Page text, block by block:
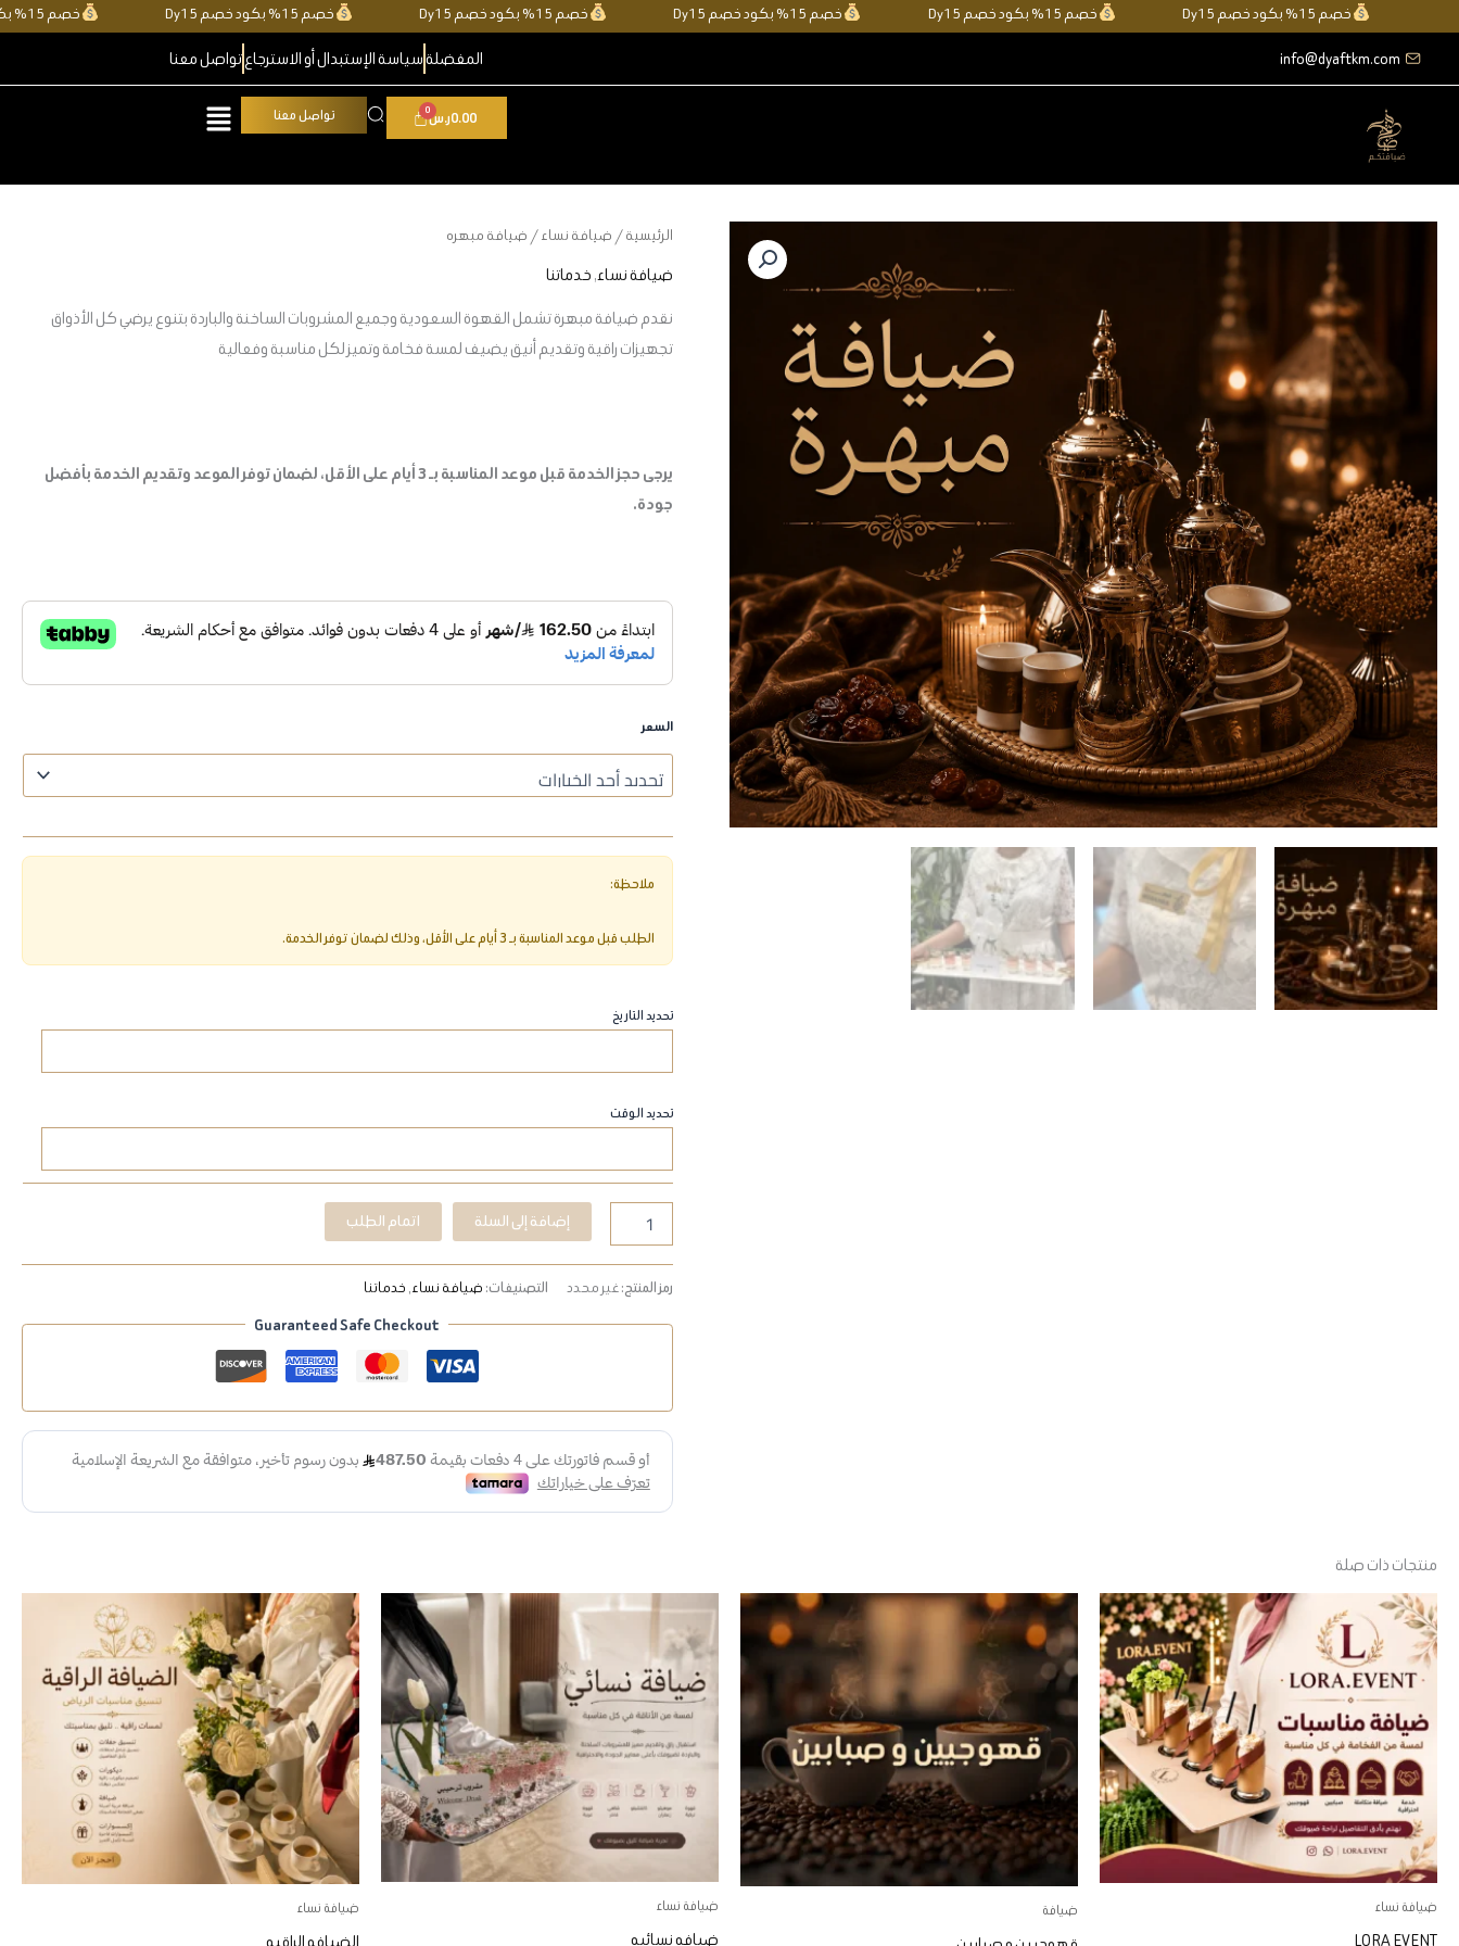
خصم 15% بكود خصم Dy15 خصم 15% بكود خصم Dy15 خصم 15% بكود خصم Dy15 خصم 15% بكود خصم Dy15 خصم 15% بكود خصم Dy15 خصم 15% بكود خصم Dy15
info@dyaftkm.com المفضلةسياسة الإستبدال أو الاسترجاعتواصل معنا
0.00ر.س تواصل معنا
الرئيسية/ ضيافة نساء/ ضيافة مبهره
ضيافة نساء, خدماتنا
نقدم ضيافة مبهرة تشمل القهوة السعودية وجميع المشروبات الساخنة والباردة بتنوع يرضي كل الأذواق
تجهيزات راقية وتقديم أنيق يضيف لمسة فخامة وتميز لكل مناسبة وفعالية
يرجى حجز الخدمة قبل موعد المناسبة بـ 3 أيام على الأقل، لضمان توفر الموعد وتقديم الخدمة بأفضل
جودة.
السعر
تحديد التاريخ
تحديد الوقت
كمية
مبهره
إضافة إلى السلة اتمام الطلب
رمز المنتج:غير محدد التصنيفات: ضيافة نساء, خدماتنا
Guaranteed Safe Checkout
منتجات ذات صلة
ضيافة نساء
LORA EVENT
هناك
العديد
من
الأشكال
المختلفة
لهذا
المنتج.
يمكن
اختيار
الخيارات
ضيافة
هناك
الأشكال
المختلفة
لهذا
المنتج.
يمكن
اختيار
الخيارات
ضيافة نساء
ضيافه نسائيه
هناك
العديد
من
الأشكال
المختلفة
لهذا
المنتج.
يمكن
الخيارات
ضيافة نساء
الضيافه الراقيه
هناك
العديد
من
الأشكال
المختلفة
لهذا
المنتج.
يمكن
اختيار
الخيارات